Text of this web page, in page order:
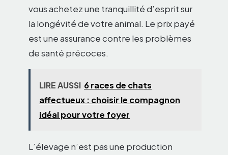
vous achetez une tranquillité d’esprit sur
la longévité de votre animal. Le prix payé
est une assurance contre les problèmes
de santé précoces.
LIRE AUSSI 6 races de chats
affectueux : choisir le compagnon
idéal pour votre foyer
L’élevage n’est pas une production